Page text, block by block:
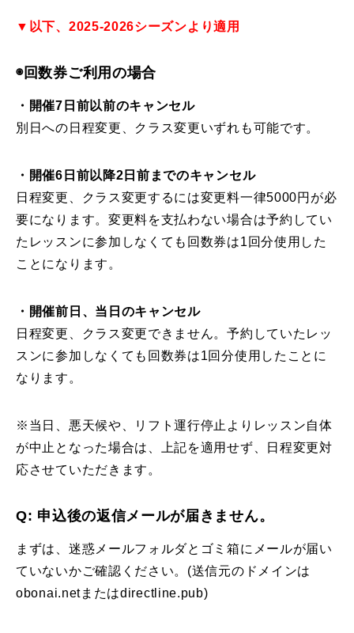
▼以下、2025-2026シーズンより適用
◉回数券ご利用の場合
・開催7日前以前のキャンセル
別日への日程変更、クラス変更いずれも可能です。
・開催6日前以降2日前までのキャンセル
日程変更、クラス変更するには変更料一律5000円が必
要になります。変更料を支払わない場合は予約してい
たレッスンに参加しなくても回数券は1回分使用した
ことになります。
・開催前日、当日のキャンセル
日程変更、クラス変更できません。予約していたレッ
スンに参加しなくても回数券は1回分使用したことに
なります。
※当日、悪天候や、リフト運行停止よりレッスン自体
が中止となった場合は、上記を適用せず、日程変更対
応させていただきます。
Q: 申込後の返信メールが届きません。
まずは、迷惑メールフォルダとゴミ箱にメールが届い
ていないかご確認ください。(送信元のドメインは
obonai.netまたはdirectline.pub)